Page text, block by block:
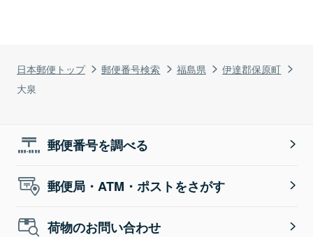
日本郵便トップ 郵便番号検索 福島県
伊達郡保原町
大泉
郵便番号を調べる
郵便局・ATM・ポストをさがす
荷物のお問い合わせ